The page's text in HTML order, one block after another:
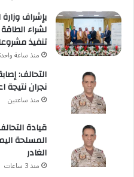
بإشراف
لشراء
تنفيذ
منذ ساعة
نجران نتيجة
منذ ساعتين
قيادة
المسلحة
الغادر
منذ 3 ساعات